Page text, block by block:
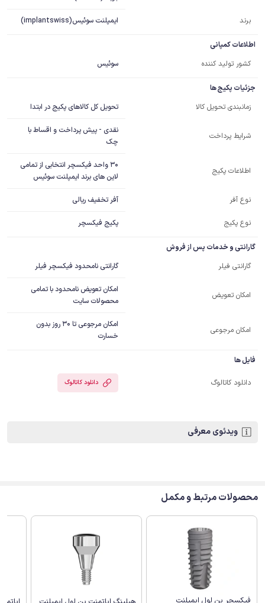
برند ایمپلنت سوئیس(implantswiss)
اطلاعات کمپانی
کشور تولید کننده
سوئیس
جزئیات پکیج ها
زمانبندی تحویل کالا
تحویل کل کالاهای پکیج در ابتدا
شرایط پرداخت
نقدی - پیش پرداخت و اقساط با
چک
اطلاعات پکیج
لاین های برند ایمپلنت سوئیس
نوع آفر آفر تخفیف ریالی
نوع پکیج پکیج فیکسچر
گارانتی و خدمات پس از فروش
گارانتی فیلر
گارانتی نامحدود فیکسچر فیلر
امکان تعویض
امکان تعویض نامحدود با تمامی
محصولات سایت
امکان مرجوعی
امکان مرجوعی تا 30 روز بدون
خسارت
فایل ها
دانلود کاتالوگ دانلود کاتالوگ
ویدئوی معرفی
محصولات مرتبط و مکمل
فیکسچر بن لول ایمپلنت